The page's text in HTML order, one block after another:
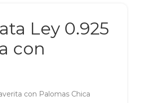
Ley 0.925
con
con Palomas Chica